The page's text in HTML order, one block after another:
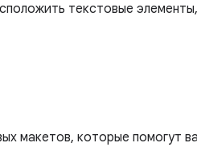
текстовые
макетов, которые помогут